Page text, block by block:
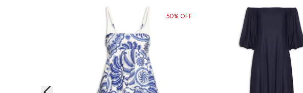
50% OFF